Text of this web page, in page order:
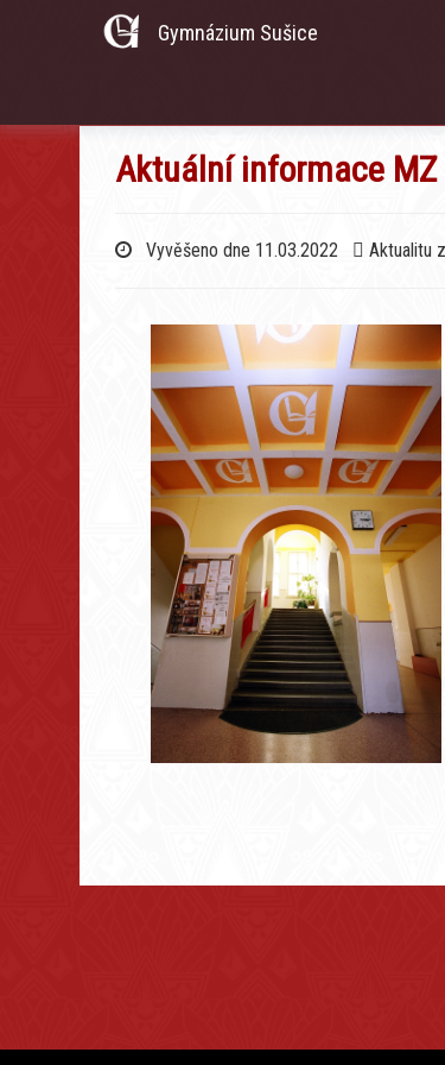
Gymnázium Sušice
Aktuální informace MZ
Vyvěšeno dne 11.03.2022 Aktualitu